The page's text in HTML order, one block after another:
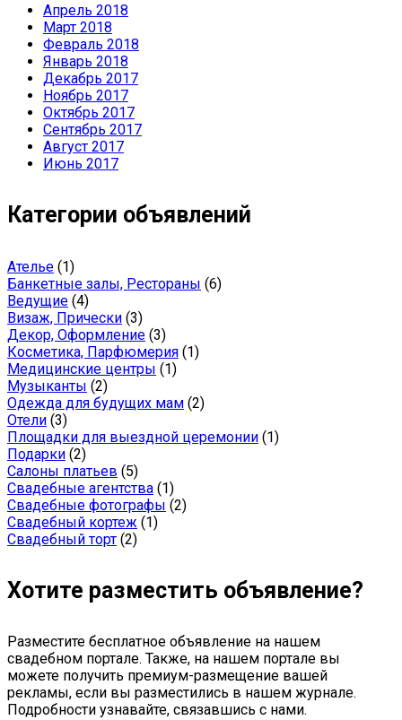
Апрель 2018
Март 2018
Февраль 2018
Январь 2018
Декабрь 2017
Ноябрь 2017
Октябрь 2017
Сентябрь 2017
Август 2017
Июнь 2017
Категории объявлений
Ателье (1)
Банкетные залы, Рестораны (6)
Ведущие (4)
Визаж, Прически (3)
Декор, Оформление (3)
Косметика, Парфюмерия (1)
Медицинские центры (1)
Музыканты (2)
Одежда для будущих мам (2)
Отели (3)
Площадки для выездной церемонии (1)
Подарки (2)
Салоны платьев (5)
Свадебные агентства (1)
Свадебные фотографы (2)
Свадебный кортеж (1)
Свадебный торт (2)
Хотите разместить объявление?
Разместите бесплатное объявление на нашем
свадебном портале. Также, на нашем портале вы
можете получить премиум-размещение вашей
рекламы, если вы разместились в нашем журнале.
Подробности узнавайте, связавшись с нами.